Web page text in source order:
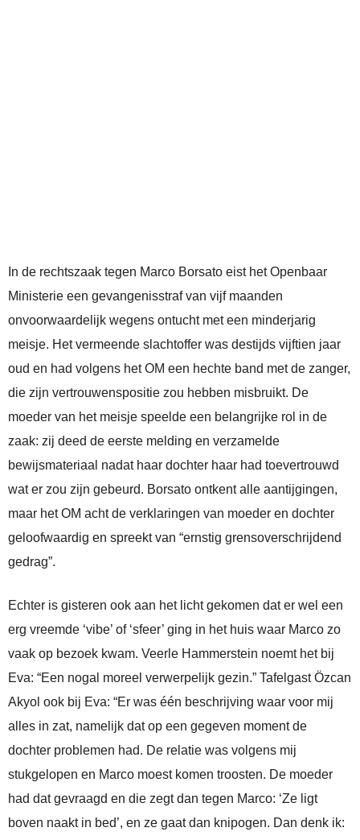
In de rechtszaak tegen Marco Borsato eist het Openbaar
Ministerie een gevangenisstraf van vijf maanden
onvoorwaardelijk wegens ontucht met een minderjarig
meisje. Het vermeende slachtoffer was destijds vijftien jaar
oud en had volgens het OM een hechte band met de zanger,
die zijn vertrouwenspositie zou hebben misbruikt. De
moeder van het meisje speelde een belangrijke rol in de
zaak: zij deed de eerste melding en verzamelde
bewijsmateriaal nadat haar dochter haar had toevertrouwd
wat er zou zijn gebeurd. Borsato ontkent alle aantijgingen,
maar het OM acht de verklaringen van moeder en dochter
geloofwaardig en spreekt van “ernstig grensoverschrijdend
gedrag”.
Echter is gisteren ook aan het licht gekomen dat er wel een
erg vreemde ‘vibe’ of ‘sfeer’ ging in het huis waar Marco zo
vaak op bezoek kwam. Veerle Hammerstein noemt het bij
Eva: “Een nogal moreel verwerpelijk gezin.” Tafelgast Özcan
Akyol ook bij Eva: “Er was één beschrijving waar voor mij
alles in zat, namelijk dat op een gegeven moment de
dochter problemen had. De relatie was volgens mij
stukgelopen en Marco moest komen troosten. De moeder
had dat gevraagd en die zegt dan tegen Marco: ‘Ze ligt
boven naakt in bed’, en ze gaat dan knipogen. Dan denk ik: